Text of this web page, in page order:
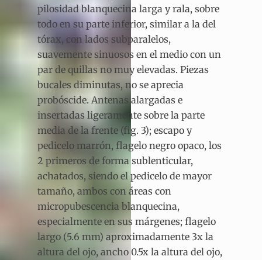
pilosidad blanquecina larga y rala, sobre
todo en su parte inferior, similar a la del
tórax, con lados subparalelos,
suavemente sinuosos en el medio con un
par de quillas no muy elevadas. Piezas
bucales diminutas, no se aprecia
probóscide. Antenas alargadas e
insertadas ligeramente sobre la parte
media de la frente (fig. 3); escapo y
pedicelo marrón, flagelo negro opaco, los
2 primeros de forma sublenticular,
achatados, siendo el pedicelo de mayor
tamaño, ambos con áreas con
micropubescencia blanquecina,
especialmente en sus márgenes; flagelo
largo (5.6 mm) aproximadamente 3x la
altura del ojo, ancho 0.5x la altura del ojo,